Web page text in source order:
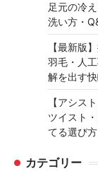
足元の冷
洗い方・
【最新版
羽毛・人
解を出す
【アシス
ツイスト
てる選び
カテゴリー